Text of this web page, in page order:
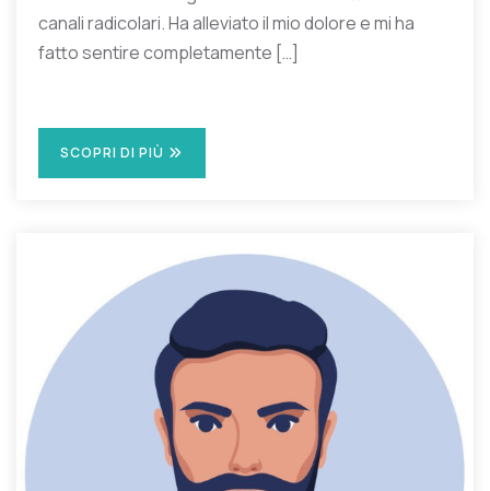
canali radicolari. Ha alleviato il mio dolore e mi ha
fatto sentire completamente […]
SCOPRI DI PIÙ